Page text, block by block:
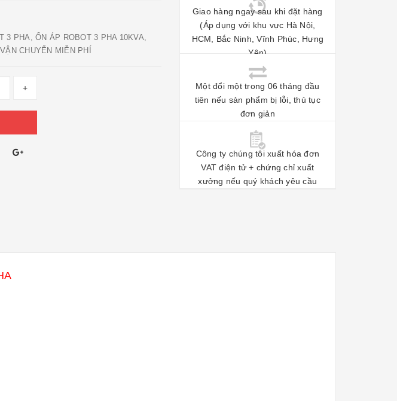
3 PHA, ỔN ÁP ROBOT 3 PHA 10KVA,
CHUYỂN MIỄN PHÍ
+
Giao hàng ngay sau khi đặt hàng
(Áp dụng với khu vực Hà Nội,
HCM, Bắc Ninh, Vĩnh Phúc, Hưng
Yên)
Một đổi một trong 06 tháng đầu
tiên nếu sản phẩm bị lỗi, thủ tục
đơn giản
Công ty chúng tôi xuất hóa đơn
VAT điện tử + chứng chỉ xuất
xưởng nếu quý khách yêu cầu